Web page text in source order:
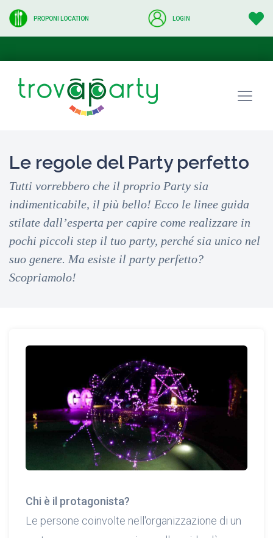
PROPONI LOCATION LOGIN
Le regole del Party perfetto
Tutti vorrebbero che il proprio Party sia
indimenticabile, il più bello! Ecco le linee guida
stilate dall’esperta per capire come realizzare in
pochi piccoli step il tuo party, perché sia unico nel
suo genere. Ma esiste il party perfetto?
Scopriamolo!
Chi è il protagonista?
Le persone coinvolte nell'organizzazione di un